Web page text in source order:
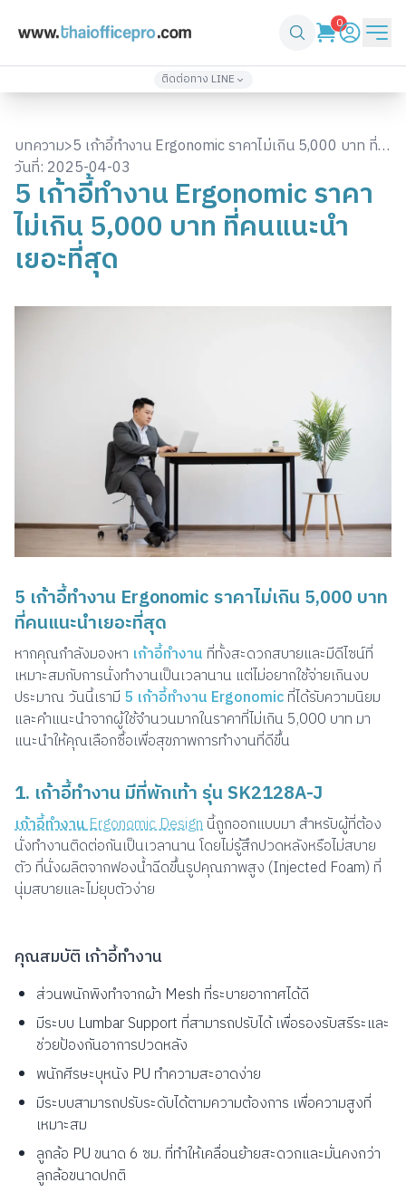
0
ติดต่อทาง LINE
02-571-4933
086-361-1232
เพิ่มเพื่อน
@top3
061-418-2248
เพิ่มเพื่อน
thaiofficepro4
บทความ>5 เก้าอี้ทำงาน Ergonomic ราคาไม่เกิน 5,000 บาท ที่
คนแนะนำเยอะที่สุด
วันที่: 2025-04-03
5 เก้าอี้ทำงาน Ergonomic ราคา
ไม่เกิน 5,000 บาท ที่คนแนะนำ
เยอะที่สุด
5 เก้าอี้ทำงาน Ergonomic ราคาไม่เกิน 5,000 บาท
ที่คนแนะนำเยอะที่สุด
หากคุณกำลังมองหา เก้าอี้ทำงาน ที่ทั้งสะดวกสบายและมีดีไซน์ที่
เหมาะสมกับการนั่งทำงานเป็นเวลานาน แต่ไม่อยากใช้จ่ายเกินงบ
ประมาณ วันนี้เรามี 5 เก้าอี้ทำงาน Ergonomicที่ได้รับความนิยม
และคำแนะนำจากผู้ใช้จำนวนมากในราคาที่ไม่เกิน 5,000 บาท มา
แนะนำให้คุณเลือกซื้อเพื่อสุขภาพการทำงานที่ดีขึ้น
1. เก้าอี้ทำงาน มีที่พักเท้า รุ่น SK2128A-J
เก้าอี้ทำงานErgonomic Designนี้ถูกออกแบบมา สำหรับผู้ที่ต้อง
นั่งทำงานติดต่อกันเป็นเวลานาน โดยไม่รู้สึกปวดหลังหรือไม่สบาย
ตัว ที่นั่งผลิตจากฟองน้ำฉีดขึ้นรูปคุณภาพสูง (Injected Foam) ที่
นุ่มสบายและไม่ยุบตัวง่าย
คุณสมบัติ เก้าอี้ทำงาน
ส่วนพนักพิงทำจากผ้า Mesh ที่ระบายอากาศได้ดี
มีระบบ Lumbar Support ที่สามารถปรับได้ เพื่อรองรับสรีระและ
ช่วยป้องกันอาการปวดหลัง
พนักศีรษะบุหนัง PU ทำความสะอาดง่าย
มีระบบสามารถปรับระดับได้ตามความต้องการ เพื่อความสูงที่
เหมาะสม
ลูกล้อ PU ขนาด 6 ซม. ที่ทำให้เคลื่อนย้ายสะดวกและมั่นคงกว่า
ลูกล้อขนาดปกติ